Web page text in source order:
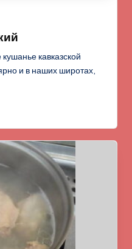
кавказской
и в наших широтах,